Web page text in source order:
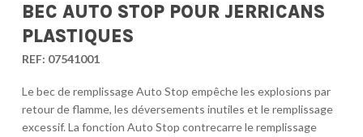
BEC AUTO STOP POUR JERRICANS
PLASTIQUES
REF: 07541001
Le bec de remplissage Auto Stop empêche les explosions par
retour de flamme, les déversements inutiles et le remplissage
excessif. La fonction Auto Stop contrecarre le remplissage